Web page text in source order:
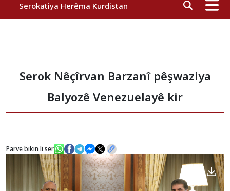
Serokatiya Herêma Kurdistan
Cîgirên Serok
Stafê Serokatiyê
Sazî
Nûçe
Serok Nêçîrvan Barzanî pêşwaziya
Balyozê Venezuelayê kir
Parve bikin li ser